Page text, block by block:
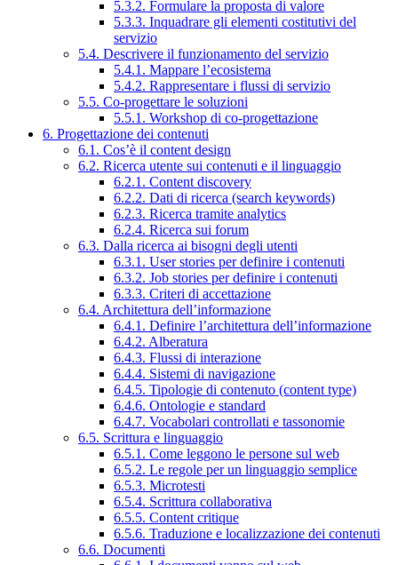
5.3.2. Formulare la proposta di valore
5.3.3. Inquadrare gli elementi costitutivi del
servizio
5.4. Descrivere il funzionamento del servizio
5.4.1. Mappare l’ecosistema
5.4.2. Rappresentare i flussi di servizio
5.5. Co-progettare le soluzioni
5.5.1. Workshop di co-progettazione
6. Progettazione dei contenuti
6.1. Cos’è il content design
6.2. Ricerca utente sui contenuti e il linguaggio
6.2.1. Content discovery
6.2.2. Dati di ricerca (search keywords)
6.2.3. Ricerca tramite analytics
6.2.4. Ricerca sui forum
6.3. Dalla ricerca ai bisogni degli utenti
6.3.1. User stories per definire i contenuti
6.3.2. Job stories per definire i contenuti
6.3.3. Criteri di accettazione
6.4. Architettura dell’informazione
6.4.1. Definire l’architettura dell’informazione
6.4.2. Alberatura
6.4.3. Flussi di interazione
6.4.4. Sistemi di navigazione
6.4.5. Tipologie di contenuto (content type)
6.4.6. Ontologie e standard
6.4.7. Vocabolari controllati e tassonomie
6.5. Scrittura e linguaggio
6.5.1. Come leggono le persone sul web
6.5.2. Le regole per un linguaggio semplice
6.5.3. Microtesti
6.5.4. Scrittura collaborativa
6.5.5. Content critique
6.5.6. Traduzione e localizzazione dei contenuti
6.6. Documenti